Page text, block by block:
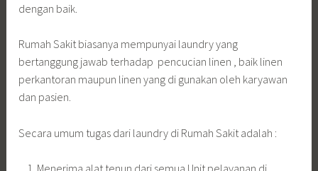
dengan baik.
Rumah Sakit biasanya mempunyai laundry yang
bertanggung jawab terhadap pencucian linen , baik linen
perkantoran maupun linen yang di gunakan oleh karyawan
dan pasien.
Secara umum tugas dari laundry di Rumah Sakit adalah :